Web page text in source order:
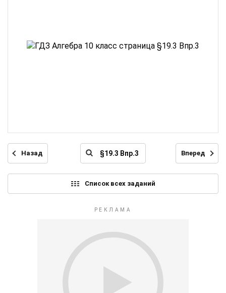
Назад Вперед
Список всех заданий